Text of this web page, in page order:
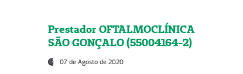
Prestador OFTALMOCLÍNICA
SÃO GONÇALO (55004164-2)
07 de Agosto de 2020